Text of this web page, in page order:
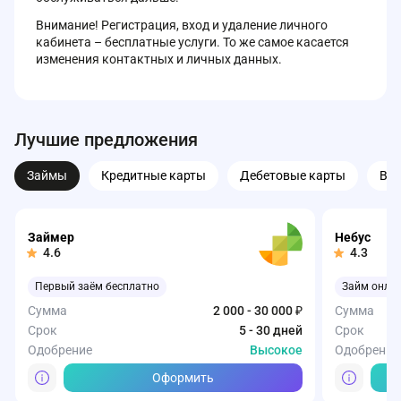
Внимание! Регистрация, вход и удаление личного
кабинета – бесплатные услуги. То же самое касается
изменения контактных и личных данных.
Лучшие предложения
Займы Кредитные карты Дебетовые карты
Займер
4.6
Первый заём бесплатно
Сумма
2 000 - 30 000 ₽
Срок
5 - 30 дней
Одобрение
Высокое
Оформить
Небус
4.3
Займ
Сумма
Срок
Одобрение